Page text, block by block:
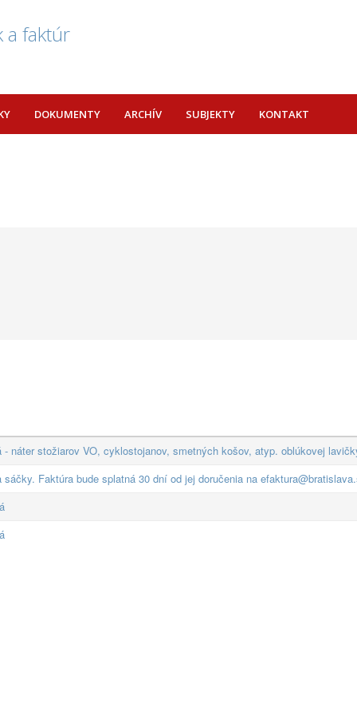
a faktúr
DOKUMENTY ARCHÍV SUBJEKTY KONTAKT
náter stožiarov VO, cyklostojanov, smetných košov, atyp. oblúkovej
Faktúra bude splatná 30 dní od jej doručenia na